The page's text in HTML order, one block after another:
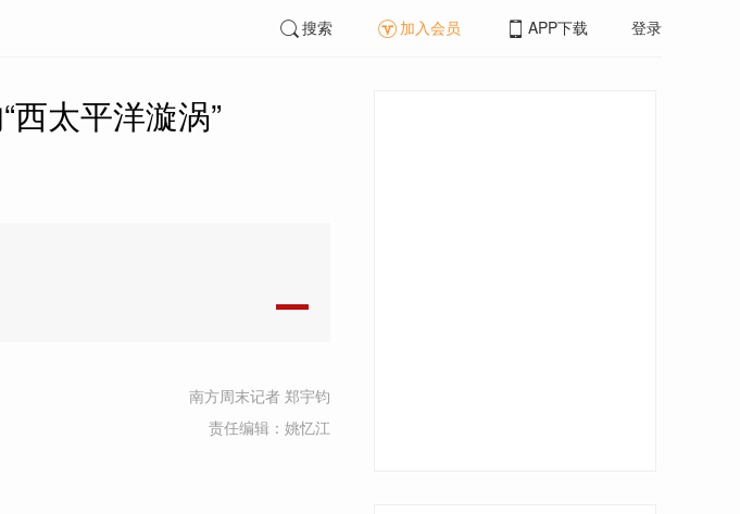
搜索 加入会员 APP下载 登录
太平洋漩涡”
南方周末记者 郑宇钧
责任编辑：姚忆江